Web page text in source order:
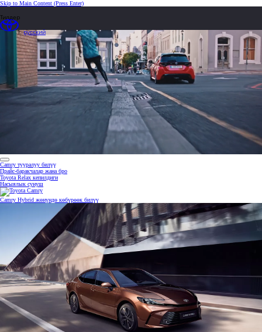
Skip to Main Content (Press Enter)
Тилдер
русский
0:22 / 1:34
Camry тууралуу билүү
Прайс-баракчалар жана бро
Toyota Relax кепилдиги
Насыялык сунуш
Camry Hybrid жөнүндө көбүрөөк билүү